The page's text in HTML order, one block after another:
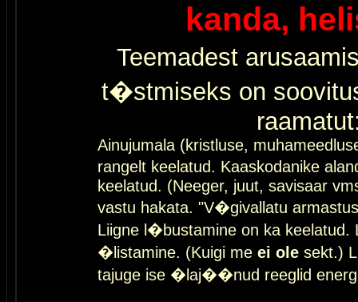
kanda,
Teemadest
t�stmiseks on
Ainujumala (kristluse,
rangelt keelatud. Kaaskodanike
keelatud. (Neeger, juut, savisaar
vastu hakata. "V�givallatu
Liigne l�bustamine on ka keelatud.
�listamine. (Kuigi me ei ole sekt.)
tajuge ise �laj��nud reeglid